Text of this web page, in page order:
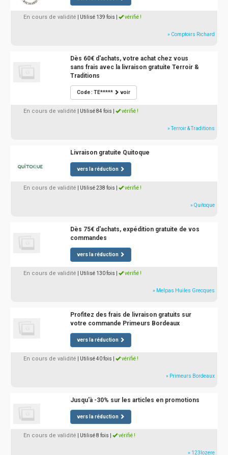
En cours de validité | Utilisé 139 fois vérifié !
» Comptoirs Richard
Dès 60€ d'achats, votre achat chez vous
sans frais avec la livraison gratuite Terroir &
Traditions
Code : TE***** voir
En cours de validité | Utilisé 84 fois vérifié !
» Terroir & Traditions
Livraison gratuite Quitoque
vers la réduction
En cours de validité | Utilisé 238 fois vérifié !
» Quitoque
Dès 75€ d'achats, expédition gratuite de vos
commandes
vers la réduction
En cours de validité | Utilisé 130 fois vérifié !
» Melpas Huiles Grecques
Profitez des frais de livraison gratuits sur
votre commande Primeurs Bordeaux
vers la réduction
En cours de validité | Utilisé 40 fois vérifié !
» Primeurs Bordeaux
Jusqu'à -30% sur les articles en promotions
vers la réduction
En cours de validité | Utilisé 8 fois vérifié !
» 123lozere